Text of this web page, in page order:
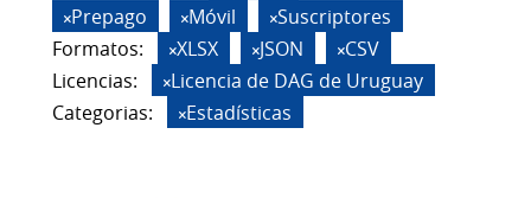
Prepago
Móvil
Suscriptores
Formatos:
XLSX JSON
CSV
Licencias:
Licencia de DAG de Uruguay
Categorias:
Estadísticas